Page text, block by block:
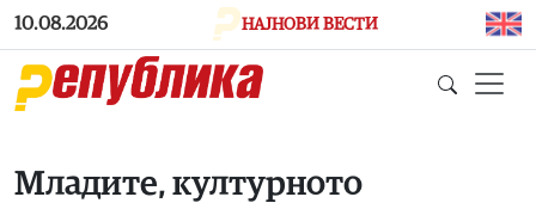
Skip to main content
10.08.2026 НАЈНОВИ ВЕСТИ
Младите, културното